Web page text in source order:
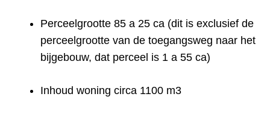
Perceelgrootte 85 a 25 ca (dit is exclusief de
perceelgrootte van de toegangsweg naar het
bijgebouw, dat perceel is 1 a 55 ca)
Inhoud woning circa 1100 m3